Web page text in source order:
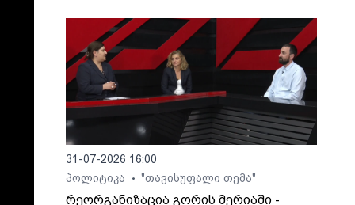
31-07-2026 16:00
პოლიტიკა
• "თავისუფალი თემა"
რეორგანიზაცია გორის მერიაში -